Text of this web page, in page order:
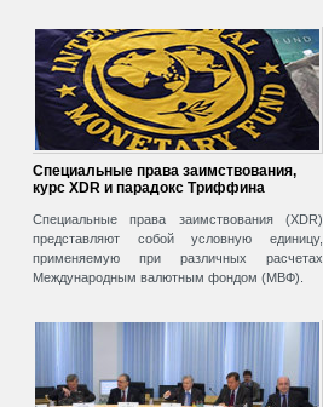
Специальные права заимствования,
курс XDR и парадокс Триффина
Специальные права заимствования (XDR)
представляют собой условную единицу,
применяемую при различных расчетах
Международным валютным фондом (МВФ).